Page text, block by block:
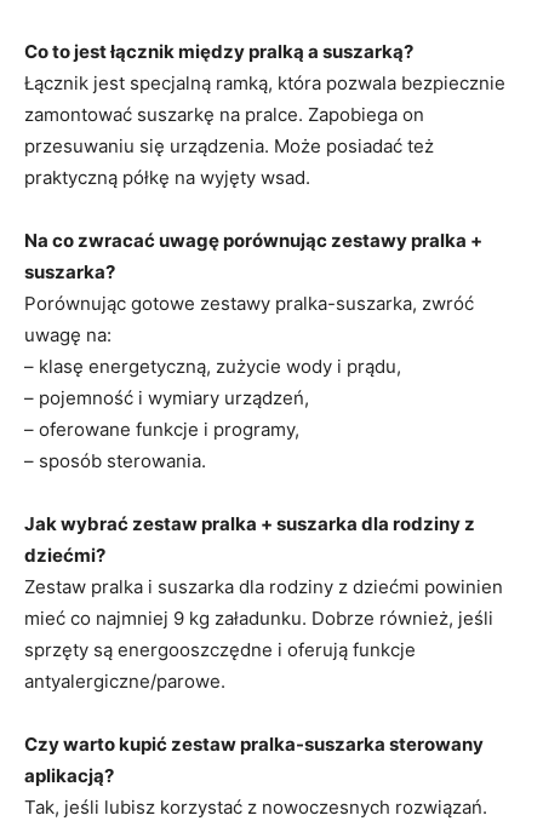
Co to jest łącznik między pralką a suszarką?
Łącznik jest specjalną ramką, która pozwala bezpiecznie
zamontować suszarkę na pralce. Zapobiega on
przesuwaniu się urządzenia. Może posiadać też
praktyczną półkę na wyjęty wsad.
Na co zwracać uwagę porównując zestawy pralka +
suszarka?
Porównując gotowe zestawy pralka-suszarka, zwróć
uwagę na:
– klasę energetyczną, zużycie wody i prądu,
– pojemność i wymiary urządzeń,
– oferowane funkcje i programy,
– sposób sterowania.
Jak wybrać zestaw pralka + suszarka dla rodziny z
dziećmi?
Zestaw pralka i suszarka dla rodziny z dziećmi powinien
mieć co najmniej 9 kg załadunku. Dobrze również, jeśli
sprzęty są energooszczędne i oferują funkcje
antyalergiczne/parowe.
Czy warto kupić zestaw pralka-suszarka sterowany
aplikacją?
Tak, jeśli lubisz korzystać z nowoczesnych rozwiązań.